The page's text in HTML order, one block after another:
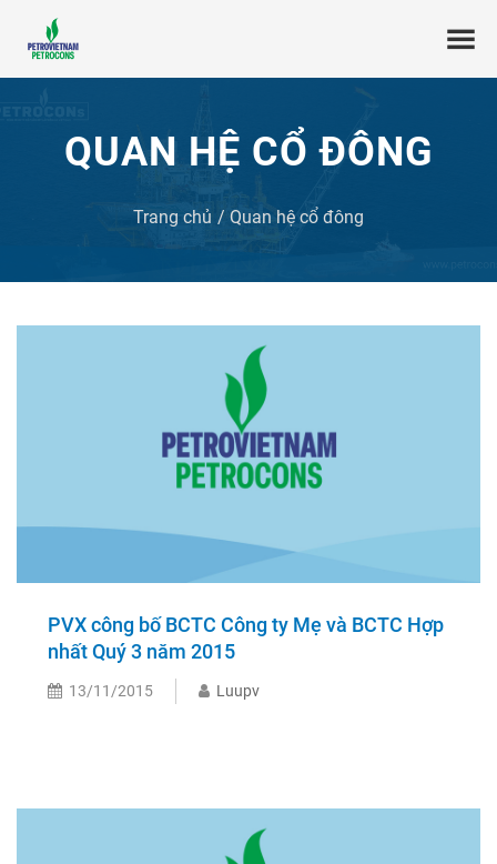
QUAN HỆ CỔ ĐÔNG
Trang chủ Quan hệ cổ đông
PVX công bố BCTC Công ty Mẹ và BCTC Hợp
nhất Quý 3 năm 2015
13/11/2015 Luupv